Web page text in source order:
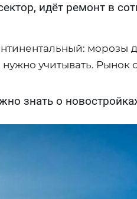
идёт ремонт в
морозы
учитывать. Рынок
знать о